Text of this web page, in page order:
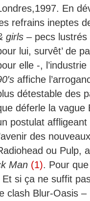
En
refrains ineptes
girls – pecs
lui, survêt’ de
elle -,
affiche
détestable des
déferle la vague
postulat
des
ou Pulp,
Man (1). Pour
si ça ne suffit
clash Blur-Oasis